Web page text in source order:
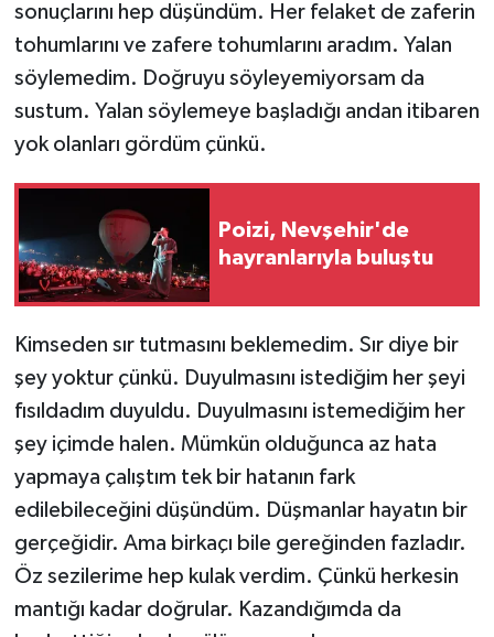
sonuçlarını hep düşündüm. Her felaket de zaferin
tohumlarını ve zafere tohumlarını aradım. Yalan
söylemedim. Doğruyu söyleyemiyorsam da
sustum. Yalan söylemeye başladığı andan itibaren
yok olanları gördüm çünkü.
Poizi, Nevşehir'de
hayranlarıyla buluştu
Kimseden sır tutmasını beklemedim. Sır diye bir
şey yoktur çünkü. Duyulmasını istediğim her şeyi
fısıldadım duyuldu. Duyulmasını istemediğim her
şey içimde halen. Mümkün olduğunca az hata
yapmaya çalıştım tek bir hatanın fark
edilebileceğini düşündüm. Düşmanlar hayatın bir
gerçeğidir. Ama birkaçı bile gereğinden fazladır.
Öz sezilerime hep kulak verdim. Çünkü herkesin
mantığı kadar doğrular. Kazandığımda da